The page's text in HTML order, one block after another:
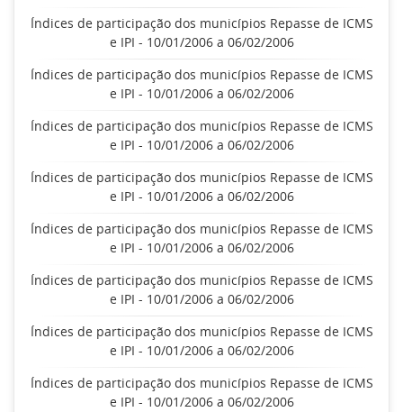
Índices de participação dos municípios Repasse de ICMS
e IPI - 10/01/2006 a 06/02/2006
Índices de participação dos municípios Repasse de ICMS
e IPI - 10/01/2006 a 06/02/2006
Índices de participação dos municípios Repasse de ICMS
e IPI - 10/01/2006 a 06/02/2006
Índices de participação dos municípios Repasse de ICMS
e IPI - 10/01/2006 a 06/02/2006
Índices de participação dos municípios Repasse de ICMS
e IPI - 10/01/2006 a 06/02/2006
Índices de participação dos municípios Repasse de ICMS
e IPI - 10/01/2006 a 06/02/2006
Índices de participação dos municípios Repasse de ICMS
e IPI - 10/01/2006 a 06/02/2006
Índices de participação dos municípios Repasse de ICMS
e IPI - 10/01/2006 a 06/02/2006